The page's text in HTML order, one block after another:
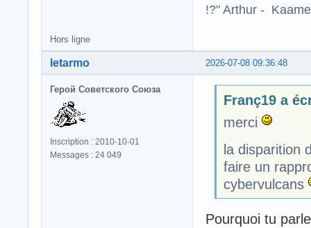
!?" Arthur -
Hors ligne
2026-07-08 09:36:48
letarmo
Герой Советского Союза
Inscription : 2010-10-01
Messages : 24 049
Franç19 a
merci
la disparition
faire un
cybervulcans
Pourquoi tu